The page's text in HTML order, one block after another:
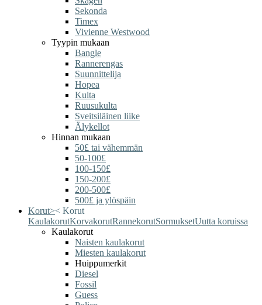
Sekonda
Timex
Vivienne Westwood
Tyypin mukaan
Bangle
Rannerengas
Suunnittelija
Hopea
Kulta
Ruusukulta
Sveitsiläinen liike
Älykellot
Hinnan mukaan
50£ tai vähemmän
50-100£
100-150£
150-200£
200-500£
500£ ja ylöspäin
Korut>< Korut
KaulakorutKorvakorutRannekorutSormuksetUutta koruissa
Kaulakorut
Naisten kaulakorut
Miesten kaulakorut
Huippumerkit
Diesel
Fossil
Guess